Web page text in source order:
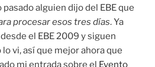
alguien dijo del EBE que
procesar esos tres días. Ya
el EBE 2009 y siguen
vi, así que mejor ahora que
mi entrada sobre el Evento